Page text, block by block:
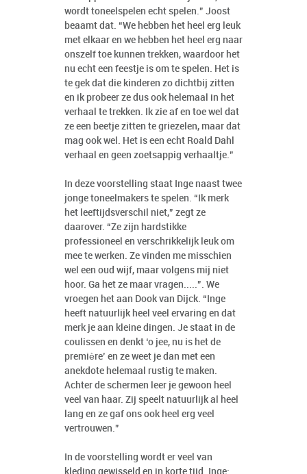
wordt toneelspelen echt spelen.” Joost
beaamt dat. “We hebben het heel erg leuk
met elkaar en we hebben het heel erg naar
onszelf toe kunnen trekken, waardoor het
nu echt een feestje is om te spelen. Het is
te gek dat die kinderen zo dichtbij zitten
en ik probeer ze dus ook helemaal in het
verhaal te trekken. Ik zie af en toe wel dat
ze een beetje zitten te griezelen, maar dat
mag ook wel. Het is een echt Roald Dahl
verhaal en geen zoetsappig verhaaltje.”
In deze voorstelling staat Inge naast twee
jonge toneelmakers te spelen. “Ik merk
het leeftijdsverschil niet,” zegt ze
daarover. “Ze zijn hardstikke
professioneel en verschrikkelijk leuk om
mee te werken. Ze vinden me misschien
wel een oud wijf, maar volgens mij niet
hoor. Ga het ze maar vragen.....”. We
vroegen het aan Dook van Dijck. “Inge
heeft natuurlijk heel veel ervaring en dat
merk je aan kleine dingen. Je staat in de
coulissen en denkt ‘o jee, nu is het de
première’ en ze weet je dan met een
anekdote helemaal rustig te maken.
Achter de schermen leer je gewoon heel
veel van haar. Zij speelt natuurlijk al heel
lang en ze gaf ons ook heel erg veel
vertrouwen.”
In de voorstelling wordt er veel van
kleding gewisseld en in korte tijd. Inge: